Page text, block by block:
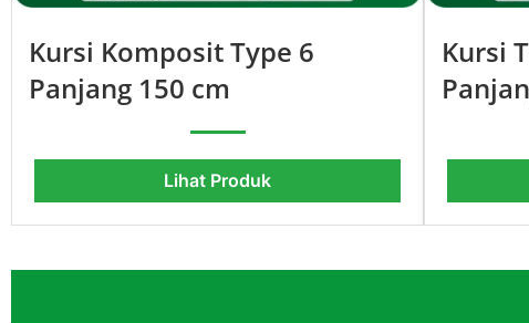
Kursi Komposit Type 6
Panjang 150 cm
Lihat Produk
Kursi